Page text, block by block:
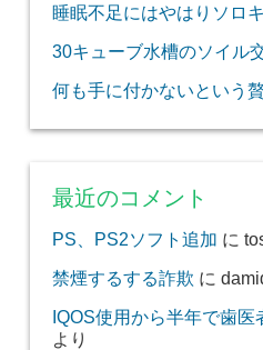
睡眠不足にはやはりソロ
30キューブ水槽のソイル
何も手に付かないという
最近のコメント
PS、PS2ソフト追加 に
禁煙するする詐欺 に
IQOS使用から半年で歯医
より